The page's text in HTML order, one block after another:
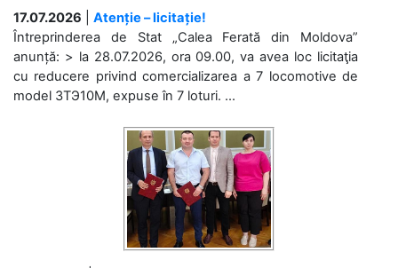
17.07.2026
Atenție – licitație!
Întreprinderea de Stat „Calea Ferată din Moldova”
anunță: > la 28.07.2026, ora 09.00, va avea loc licitaţia
cu reducere privind comercializarea a 7 locomotive de
model 3ТЭ10М, expuse în 7 loturi. ...